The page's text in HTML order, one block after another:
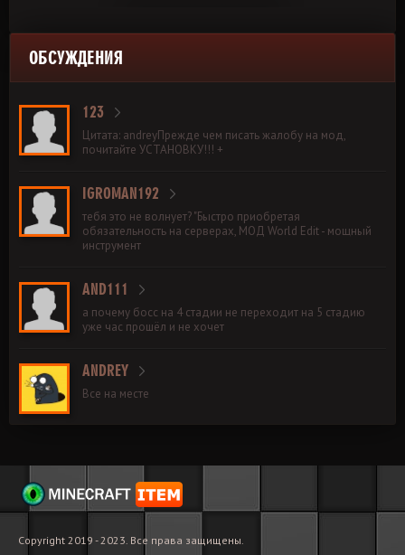
ОБСУЖДЕНИЯ
123
Цитата: andreyПрежде чем писать жалобу на мод,
почитайте УСТАНОВКУ!!! +
IGROMAN192
тебя это не волнует? "Быстро приобретая
обязательность на серверах, МОД World Edit - мощный
инструмент
AND111
а почему босс на 4 стадии не переходит на 5 стадию
уже час прошёл и не хочет
ANDREY
Все на месте
Copyright 2019 - 2023. Все права защищены.